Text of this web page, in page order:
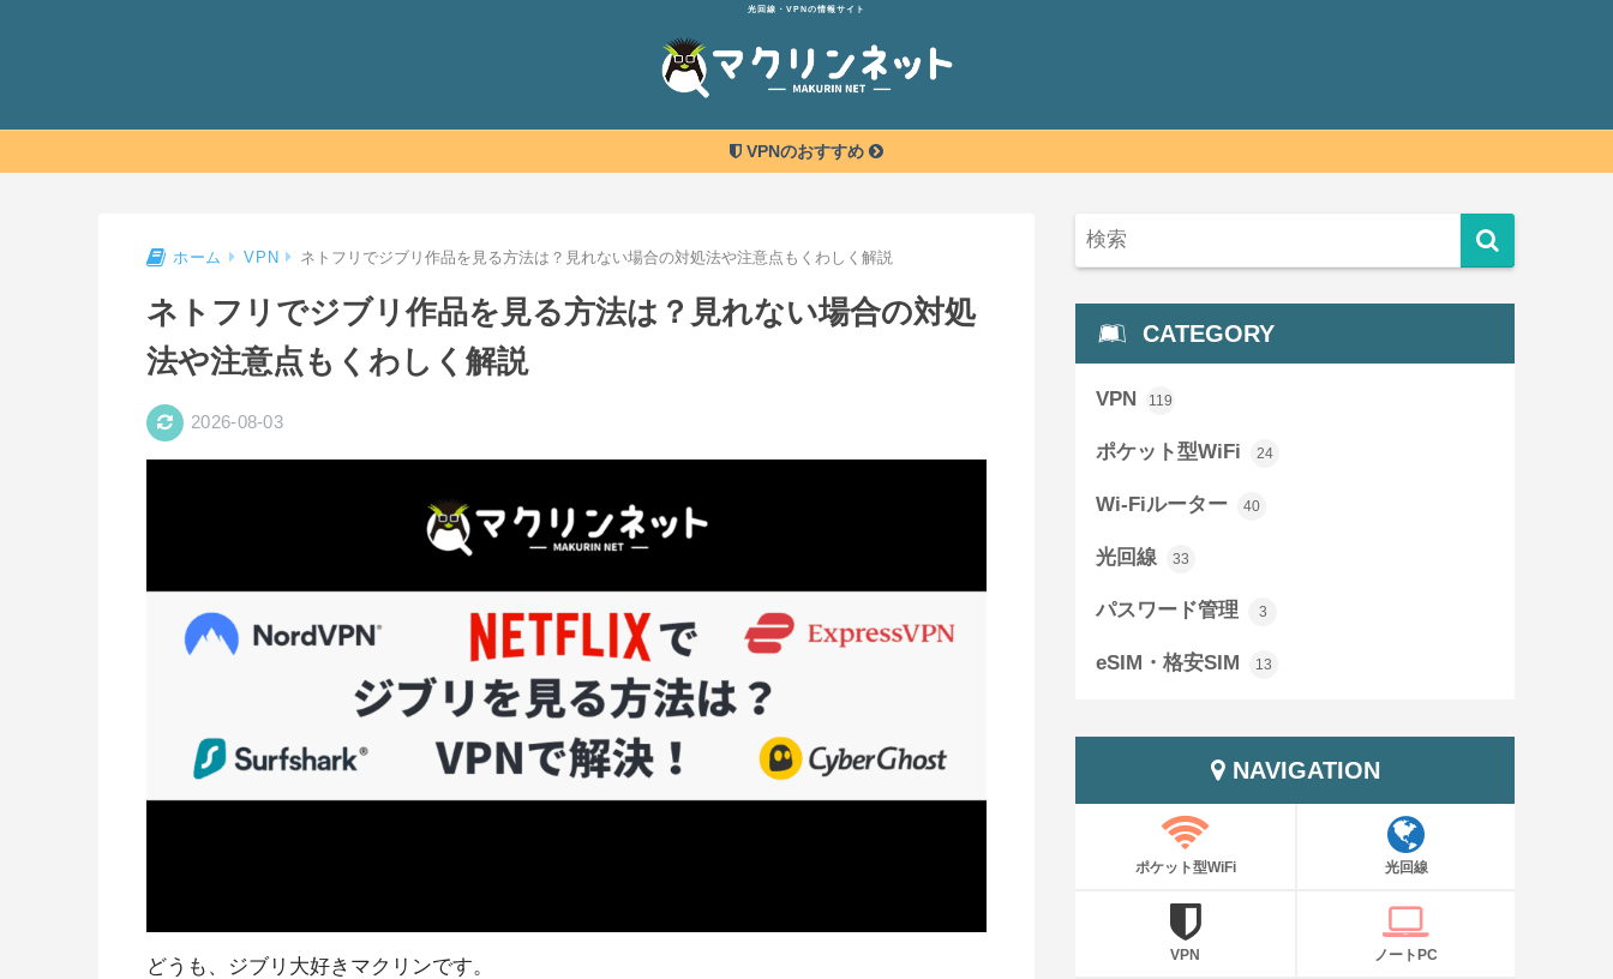
光回線・VPNの情報サイト
VPNのおすすめ
ホーム VPN ネトフリでジブリ作品を見る方法は？見れない場合の対処法や注意点もくわしく解説
ネトフリでジブリ作品を見る方法は？見れない場合の対処
法や注意点もくわしく解説
2026-08-03
どうも、ジブリ大好きマクリンです。
CATEGORY
VPN 119
ポケット型WiFi 24
Wi-Fiルーター 40
光回線 33
パスワード管理 3
eSIM・格安SIM 13
NAVIGATION
ポケット型WiFi 光回線
VPN ノートPC